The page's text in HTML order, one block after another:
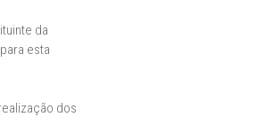
da
esta
dos